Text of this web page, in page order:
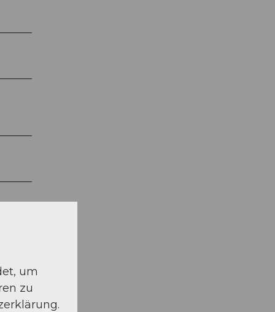
um
zu